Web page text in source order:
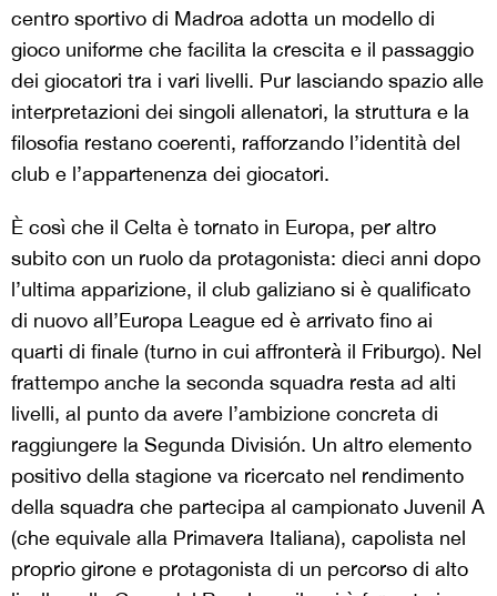
centro sportivo di Madroa adotta un modello di
gioco uniforme che facilita la crescita e il passaggio
dei giocatori tra i vari livelli. Pur lasciando spazio alle
interpretazioni dei singoli allenatori, la struttura e la
filosofia restano coerenti, rafforzando l’identità del
club e l’appartenenza dei giocatori.
È così che il Celta è tornato in Europa, per altro
subito con un ruolo da protagonista: dieci anni dopo
l’ultima apparizione, il club galiziano si è qualificato
di nuovo all’Europa League ed è arrivato fino ai
quarti di finale (turno in cui affronterà il Friburgo). Nel
frattempo anche la seconda squadra resta ad alti
livelli, al punto da avere l’ambizione concreta di
raggiungere la Segunda División. Un altro elemento
positivo della stagione va ricercato nel rendimento
della squadra che partecipa al campionato Juvenil A
(che equivale alla Primavera Italiana), capolista nel
proprio girone e protagonista di un percorso di alto